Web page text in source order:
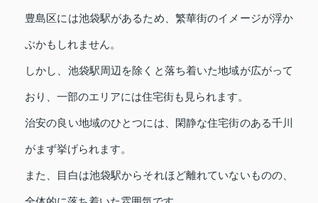
豊島区には池袋駅があるため、繁華街のイメージが浮か
ぶかもしれません。
しかし、池袋駅周辺を除くと落ち着いた地域が広がって
おり、一部のエリアには住宅街も見られます。
治安の良い地域のひとつには、閑静な住宅街のある千川
がまず挙げられます。
また、目白は池袋駅からそれほど離れていないものの、